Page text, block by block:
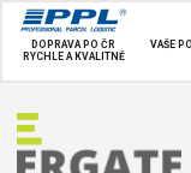
DOPRAVA PO ČR
RYCHLE A KVALITNĚ
VAŠE